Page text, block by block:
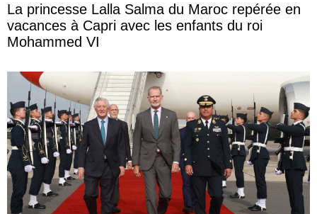
La princesse Lalla Salma du Maroc repérée en
vacances à Capri avec les enfants du roi
Mohammed VI